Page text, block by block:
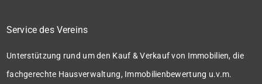
Service des Vereins
Unterstützung rund um den Kauf & Verkauf von Immobilien, die
fachgerechte Hausverwaltung, Immobilienbewertung u.v.m.